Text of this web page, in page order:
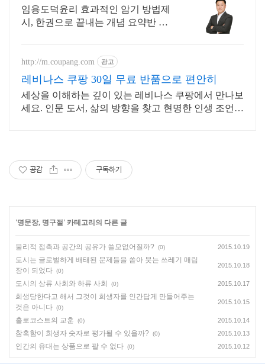
석 합격한 노하우 강의!
임용도덕윤리 효과적인 암기 방법제
시, 한권으로 끝내는 개념 요약반 개
http://m.coupang.com 광고
레비나스 쿠팡 30일 무료 반품으로 편안히
세상을 이해하는 깊이 있는 레비나스 쿠팡에서 만나보
세요. 인문 도서, 삶의 방향을 찾고 현명한 인생 조언을
공감 구독하기
'명문장, 명구절' 카테고리의 다른 글
물리적 접촉과 공간의 공유가 쓸모없어질까? (0) 2015.10.19
도시는 글로벌하게 배태된 문제들을 쏟아 붓는 쓰레기 매립
장이 되었다 (0)
2015.10.18
도시의 상류 사회와 하류 사회 (0) 2015.10.17
희생당한다고 해서 그것이 희생자를 인간답게 만들어주는
것은 아니다 (0)
2015.10.15
홀로코스트의 교훈 (0) 2015.10.14
참혹함이 희생자 숫자로 평가될 수 있을까? (0) 2015.10.13
인간의 유대는 상품으로 팔 수 없다 (0) 2015.10.12